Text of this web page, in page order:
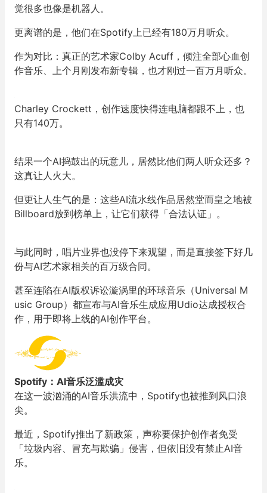
觉很多也像是机器人。
更离谱的是，他们在Spotify上已经有180万月听众。
作为对比：真正的艺术家Colby Acuff，倾注全部心血创
作音乐、上个月刚发布新专辑，也才刚过一百万月听众。
Charley Crockett，创作速度快得连电脑都跟不上，也
只有140万。
结果一个AI捣鼓出的玩意儿，居然比他们两人听众还多？
这真让人火大。
但更让人生气的是：这些AI流水线作品居然堂而皇之地被
Billboard放到榜单上，让它们获得「合法认证」。
与此同时，唱片业界也没停下来观望，而是直接签下好几
份与AI艺术家相关的百万级合同。
甚至连陷在AI版权诉讼漩涡里的环球音乐（Universal M
usic Group）都宣布与AI音乐生成应用Udio达成授权合
作，用于即将上线的AI创作平台。
Spotify：AI音乐泛滥成灾
在这一波汹涌的AI音乐洪流中，Spotify也被推到风口浪
尖。
最近，Spotify推出了新政策，声称要保护创作者免受
「垃圾内容、冒充与欺骗」侵害，但依旧没有禁止AI音
乐。